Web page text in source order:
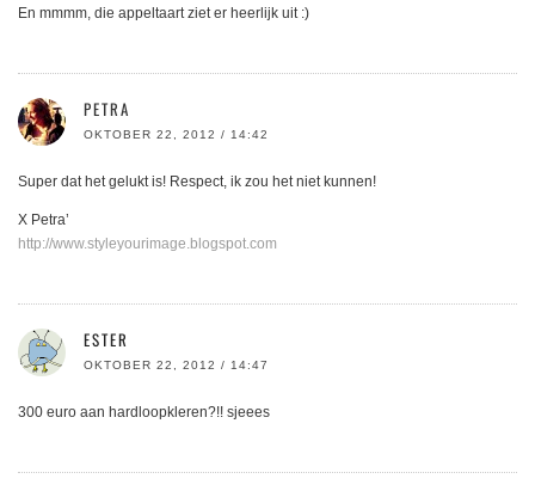
En mmmm, die appeltaart ziet er heerlijk uit :)
PETRA
OKTOBER 22, 2012 / 14:42
Super dat het gelukt is! Respect, ik zou het niet kunnen!
X Petra’
http://www.styleyourimage.blogspot.com
ESTER
OKTOBER 22, 2012 / 14:47
300 euro aan hardloopkleren?!! sjeees